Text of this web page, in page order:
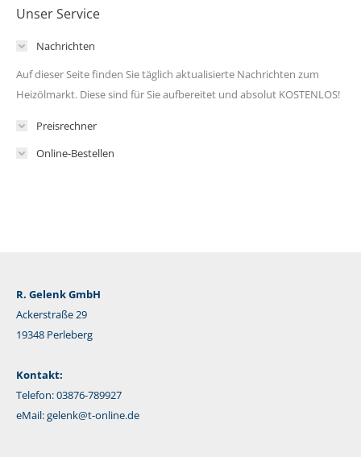
Unser Service
Nachrichten
Auf dieser Seite finden Sie täglich aktualisierte Nachrichten zum
Heizölmarkt. Diese sind für Sie aufbereitet und absolut KOSTENLOS!
Preisrechner
Online-Bestellen
R. Gelenk GmbH
Ackerstraße 29
19348 Perleberg
Kontakt:
Telefon: 03876-789927
eMail:gelenk@t-online.de